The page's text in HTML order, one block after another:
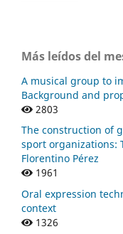
Más leídos del
A musical group to
Background and
2803
The construction of
sport organizations:
Florentino Pérez
1961
Oral expression
context
1326